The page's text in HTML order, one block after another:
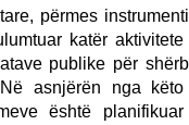
përmes
katër
publike për
asnjërën nga
është